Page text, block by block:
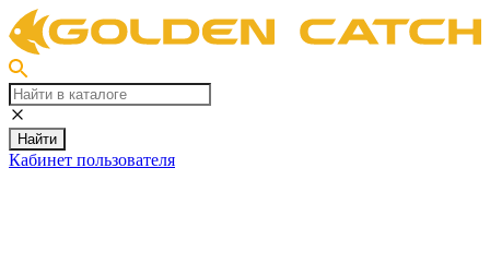
Найти
Кабинет пользователя